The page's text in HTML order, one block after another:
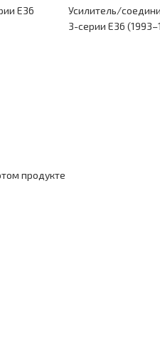
E36
Усилитель/
3-серии E36
продукте